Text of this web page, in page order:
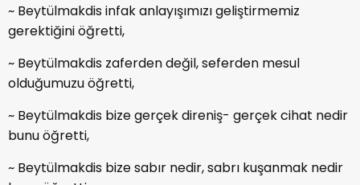
~ Beytülmakdis infak anlayışımızı geliştirmemiz
gerektiğini öğretti,
~ Beytülmakdis zaferden değil, seferden mesul
olduğumuzu öğretti,
~ Beytülmakdis bize gerçek direniş- gerçek cihat nedir
bunu öğretti,
~ Beytülmakdis bize sabır nedir, sabrı kuşanmak nedir